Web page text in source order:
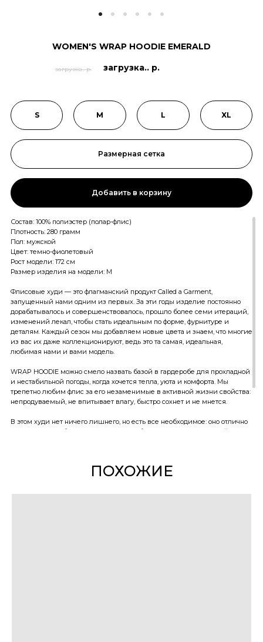
Размерная сетка
XL
L
M
S
WOMEN'S WRAP HOODIE EMERALD
загрузка.. р.
загрузка.. р.
Состав: 100% полиэстер (полар-флис)
Плотность: 280 грамм
Пол: мужской
Цвет: темно-фиолетовый
Рост модели: 172 см
Размер изделия на модели: M
Флисовые худи — это флагманский продукт Called a Garment,
запущенный нами одним из первых. За эти годы изделие постоянно
дорабатывалось и совершенствовалось, прошло более семи итераций,
изменений лекал, чтобы стать идеальным по форме, фурнитуре и
деталям. Каждый сезон мы добавляем новые цвета и знаем, что многие
из вас их даже коллекционируют, ведь это та самая, идеальная,
любимая нами и вами модель.
WRAP HOODIE можно смело назвать базой в гардеробе для прохладной
и нестабильной погоды, когда хочется тепла, уюта и комфорта. Мы
трепетно любим флис за его незаменимые в активной жизни свойства:
непродуваемый, не впитывает влагу, быстро сохнет и не мнется.
В этом худи нет ничего лишнего, но есть все необходимое: оно отлично
сочетается с любым стилем, легко комбинируется за счет легкой
Добавить в корзину
ПОХОЖИЕ